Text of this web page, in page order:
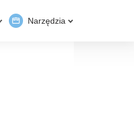
Narzędzia